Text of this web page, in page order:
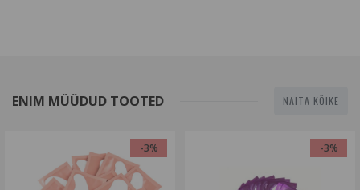
ENIM MÜÜDUD TOOTED NAITA KÕIKE
-3% -3%